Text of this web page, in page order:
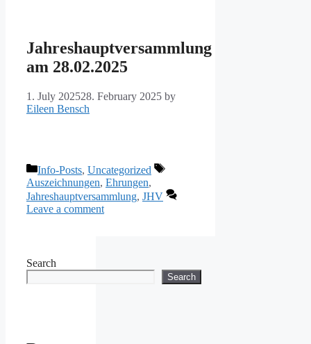
Jahreshauptversammlung
am 28.02.2025
1. July 202528. February 2025 by
Eileen Bensch
Categories
Info-Posts, Uncategorized
Tags
Auszeichnungen, Ehrungen,
Jahreshauptversammlung, JHV
Leave a comment
Search
Search